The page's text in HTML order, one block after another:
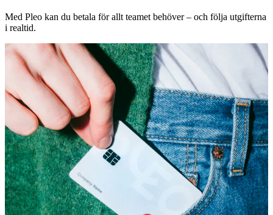
Med Pleo kan du betala för allt teamet behöver – och följa utgifterna
i realtid.